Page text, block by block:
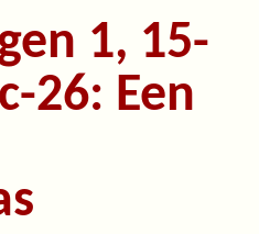
1, 15-
26: Een